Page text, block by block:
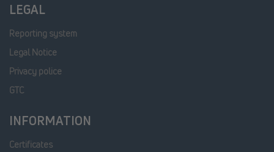
LEGAL
Reporting system
Legal Notice
Privacy police
GTC
INFORMATION
Certificates